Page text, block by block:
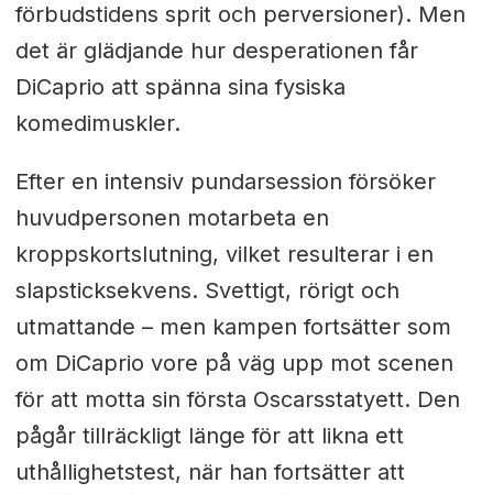
förbudstidens sprit och perversioner). Men
det är glädjande hur desperationen får
DiCaprio att spänna sina fysiska
komedimuskler.
Efter en intensiv pundarsession försöker
huvudpersonen motarbeta en
kroppskortslutning, vilket resulterar i en
slapsticksekvens. Svettigt, rörigt och
utmattande – men kampen fortsätter som
om DiCaprio vore på väg upp mot scenen
för att motta sin första Oscarsstatyett. Den
pågår tillräckligt länge för att likna ett
uthållighetstest, när han fortsätter att